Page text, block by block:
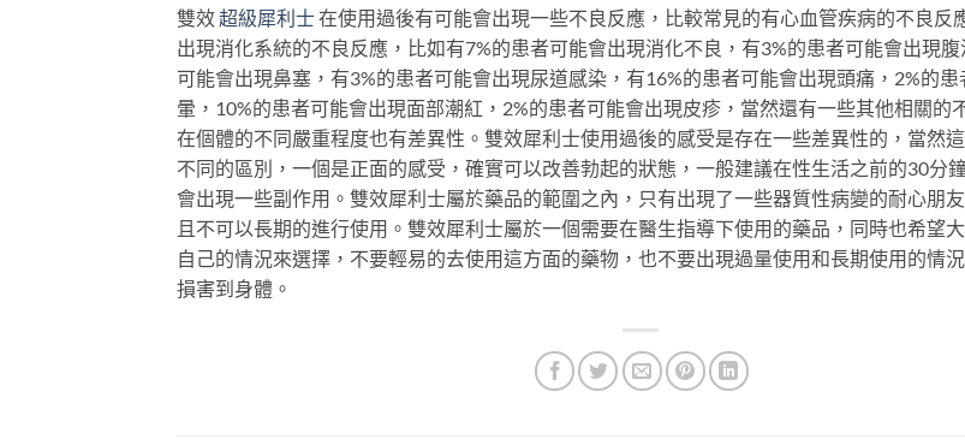
雙效超級犀利士在使用過後有可能會出現一些不良反應，比較常見的有心血管疾病的不良反
出現消化系統的不良反應，比如有7%的患者可能會出現消化不良，有3%的患者可能會出現
可能會出現鼻塞，有3%的患者可能會出現尿道感染，有16%的患者可能會出現頭痛，2%的
暈，10%的患者可能會出現面部潮紅，2%的患者可能會出現皮疹，當然還有一些其他相關的
在個體的不同嚴重程度也有差異性。雙效犀利士使用過後的感受是存在一些差異性的，當然
不同的區別，一個是正面的感受，確實可以改善勃起的狀態，一般建議在性生活之前的30分
會出現一些副作用。雙效犀利士屬於藥品的範圍之內，只有出現了一些器質性病變的耐心朋
且不可以長期的進行使用。雙效犀利士屬於一個需要在醫生指導下使用的藥品，同時也希望
自己的情況來選擇，不要輕易的去使用這方面的藥物，也不要出現過量使用和長期使用的情
損害到身體。